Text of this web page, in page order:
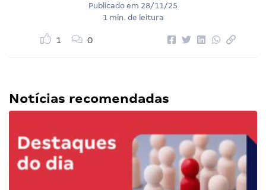
Publicado em 28/11/25
1 min. de leitura
1 0
Notícias recomendadas